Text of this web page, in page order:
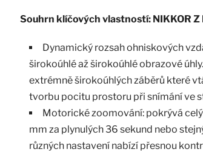
Souhrn klíčových vlastností: NIKKOR
Dynamický rozsah ohniskových
širokoúhlé až širokoúhlé obrazové
extrémně širokoúhlých záběrů které
tvorbu pocitu prostoru při snímání ve
Motorické zoomování: pokrývá
mm za plynulých 36 sekund nebo
různých nastavení nabízí přesnou